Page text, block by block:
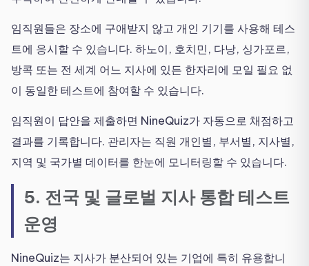
임직원들은 장소에 구애받지 않고 개인 기기를 사용해 테스
트에 응시할 수 있습니다. 하노이, 호치민, 다낭, 싱가포르,
방콕 또는 전 세계 어느 지사에 있든 한자리에 모일 필요 없
이 동일한 테스트에 참여할 수 있습니다.
임직원이 답안을 제출하면 NineQuiz가 자동으로 채점하고
결과를 기록합니다. 관리자는 직원 개인별, 부서별, 지사별,
지역 및 국가별 데이터를 한눈에 모니터링할 수 있습니다.
5. 전국 및 글로벌 지사 통합 테스트
운영
NineQuiz는 지사가 분산되어 있는 기업에 특히 유용합니